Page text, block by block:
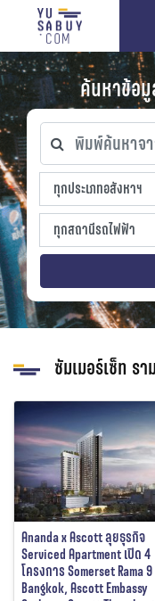
ค้นหาข้อ
พิมพ์ค้นหาจากชื่อ
ทุกประเภทอสังหาฯ
ทุกประเภทอสังหาฯ
sproperty
ทุกทำเลที่ตั้ง
ทุกสถานีรถไฟฟ้า
ทุกสถานีรถไฟฟ้า
strain-station
ทุกช่วงราคา
ซัมเมอร์เซ็ท ร
Ananda x Ascott ลุยธุรกิจ
Serviced Apartment เปิด 4
โครงการ Somerset Rama 9
Bangkok, Ascott Embassy